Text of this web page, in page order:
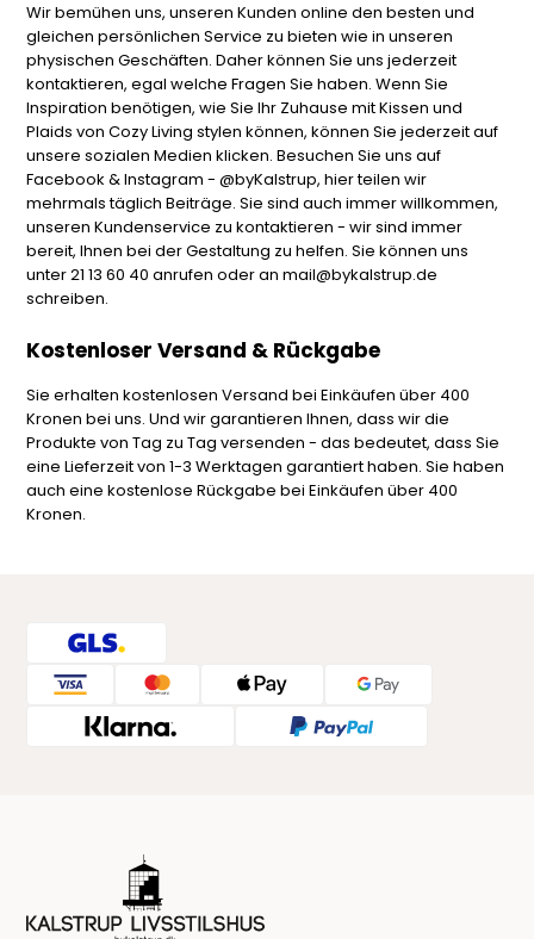
Wir bemühen uns, unseren Kunden online den besten und
gleichen persönlichen Service zu bieten wie in unseren
physischen Geschäften. Daher können Sie uns jederzeit
kontaktieren, egal welche Fragen Sie haben. Wenn Sie
Inspiration benötigen, wie Sie Ihr Zuhause mit Kissen und
Plaids von Cozy Living stylen können, können Sie jederzeit auf
unsere sozialen Medien klicken. Besuchen Sie uns auf
Facebook & Instagram - @byKalstrup, hier teilen wir
mehrmals täglich Beiträge. Sie sind auch immer willkommen,
unseren Kundenservice zu kontaktieren - wir sind immer
bereit, Ihnen bei der Gestaltung zu helfen. Sie können uns
unter 21 13 60 40 anrufen oder an mail@bykalstrup.de
schreiben.
Kostenloser Versand & Rückgabe
Sie erhalten kostenlosen Versand bei Einkäufen über 400
Kronen bei uns. Und wir garantieren Ihnen, dass wir die
Produkte von Tag zu Tag versenden - das bedeutet, dass Sie
eine Lieferzeit von 1-3 Werktagen garantiert haben. Sie haben
auch eine kostenlose Rückgabe bei Einkäufen über 400
Kronen.